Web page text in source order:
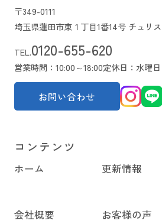
〒349-0111
埼玉県蓮田市東１丁目1番14号 チュリ
TEL.0120-655-620
営業時間：10:00～18:00定休日：水曜日
お問い合わせ
コンテンツ
ホーム 更新情報
会社概要 お客様の声